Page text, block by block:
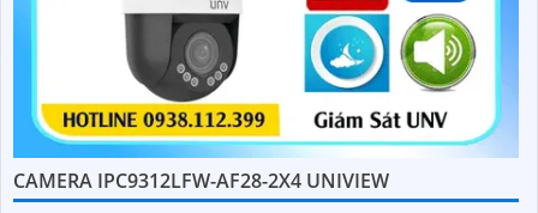
CAMERA IPC9312LFW-AF28-2X4 UNIVIEW